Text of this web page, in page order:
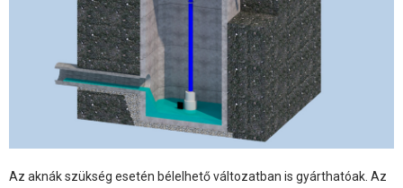
Az aknák szükség esetén bélelhető változatban is gyárthatóak. Az